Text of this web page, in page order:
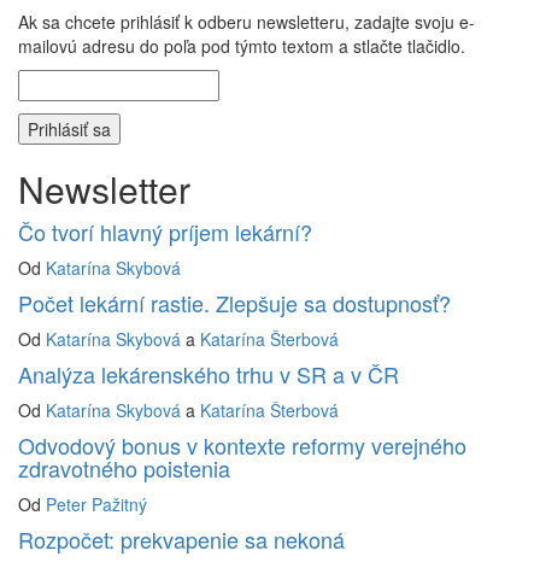
Ak sa chcete prihlásiť k odberu newsletteru, zadajte svoju e-
mailovú adresu do poľa pod týmto textom a stlačte tlačidlo.
Newsletter
Čo tvorí hlavný príjem lekární?
Od Katarína Skybová
Počet lekární rastie. Zlepšuje sa dostupnosť?
Od Katarína Skybová a Katarína Šterbová
Analýza lekárenského trhu v SR a v ČR
Od Katarína Skybová a Katarína Šterbová
Odvodový bonus v kontexte reformy verejného
zdravotného poistenia
Od Peter Pažitný
Rozpočet: prekvapenie sa nekoná